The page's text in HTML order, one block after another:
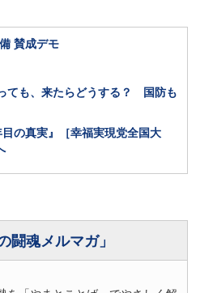
賛成デモ
ても、来たらどうする？ 国防も
の真実』［幸福実現党全国大
闘魂メルマガ」